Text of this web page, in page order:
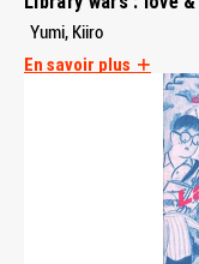
Yumi, Kiiro
En savoir plus